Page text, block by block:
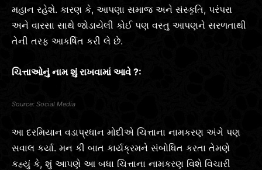
મહાન રહેશે. કારણ કે, આપણા સમાજ અને સંસ્કૃતિ, પરંપરા
અને વારસા સાથે જોડાયેલી કોઈ પણ વસ્તુ આપણને સરળતાથી
તેની તરફ આકર્ષિત કરી લે છે.
ચિત્તાઓનું નામ શું રાખવામાં આવે ?:
Social Media
આ દરમિયાન વડાપ્રધાન મોદીએ ચિત્તાના નામકરણ અંગે પણ
સવાલ કર્યા. મન કી બાત કાર્યક્રમને સંબોધિત કરતા તેમણે
કહ્યું કે, શું આપણે આ બધા ચિત્તાના નામકરણ વિશે વિચારી